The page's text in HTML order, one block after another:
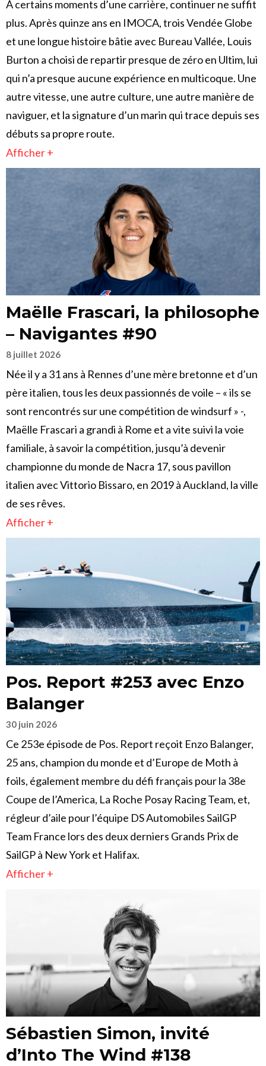
À certains moments d’une carrière, continuer ne suffit
plus. Après quinze ans en IMOCA, trois Vendée Globe
et une longue histoire bâtie avec Bureau Vallée, Louis
Burton a choisi de repartir presque de zéro en Ultim, lui
qui n’a presque aucune expérience en multicoque. Une
autre vitesse, une autre culture, une autre manière de
naviguer, et la signature d’un marin qui trace depuis ses
débuts sa propre route.
Afficher +
Maëlle Frascari, la philosophe
– Navigantes #90
8 juillet 2026
Née il y a 31 ans à Rennes d’une mère bretonne et d’un
père italien, tous les deux passionnés de voile – « ils se
sont rencontrés sur une compétition de windsurf » -,
Maëlle Frascari a grandi à Rome et a vite suivi la voie
familiale, à savoir la compétition, jusqu’à devenir
championne du monde de Nacra 17, sous pavillon
italien avec Vittorio Bissaro, en 2019 à Auckland, la ville
de ses rêves.
Afficher +
Pos. Report #253 avec Enzo
Balanger
30 juin 2026
Ce 253e épisode de Pos. Report reçoit Enzo Balanger,
25 ans, champion du monde et d’Europe de Moth à
foils, également membre du défi français pour la 38e
Coupe de l’America, La Roche Posay Racing Team, et,
régleur d’aile pour l’équipe DS Automobiles SailGP
Team France lors des deux derniers Grands Prix de
SailGP à New York et Halifax.
Afficher +
Sébastien Simon, invité
d’Into The Wind #138